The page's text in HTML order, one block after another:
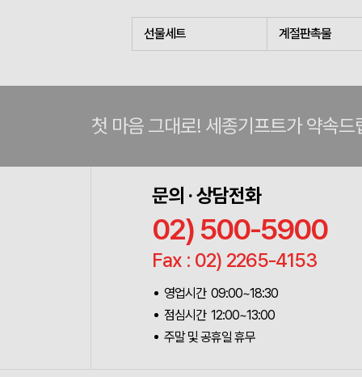
선물세트 계절판촉물
첫 마음 그대로! 세종기프트가 약속드
문의 · 상담전화
02) 500-5900
Fax : 02) 2265-4153
영업시간 09:00~18:30
점심시간 12:00~13:00
주말 및 공휴일 휴무